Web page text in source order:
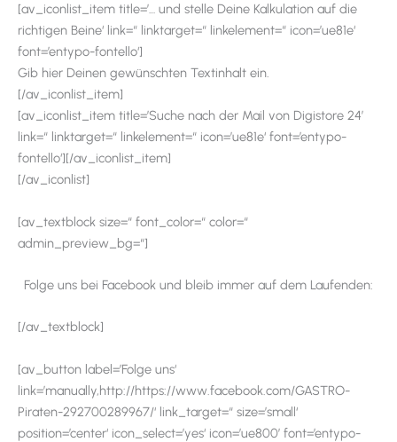
[av_iconlist_item title=’… und stelle Deine Kalkulation auf die
richtigen Beine‘ link=“ linktarget=“ linkelement=“ icon=’ue81e‘
font=’entypo-fontello‘]
Gib hier Deinen gewünschten Textinhalt ein.
[/av_iconlist_item]
[av_iconlist_item title=’Suche nach der Mail von Digistore 24′
link=“ linktarget=“ linkelement=“ icon=’ue81e‘ font=’entypo-
fontello‘][/av_iconlist_item]
[/av_iconlist]
[av_textblock size=“ font_color=“ color=“
admin_preview_bg=“]
Folge uns bei Facebook und bleib immer auf dem Laufenden:
[/av_textblock]
[av_button label=’Folge uns‘
link=’manually,http://https://www.facebook.com/GASTRO-
Piraten-292700289967/‘ link_target=“ size=’small‘
position=’center‘ icon_select=’yes‘ icon=’ue800′ font=’entypo-